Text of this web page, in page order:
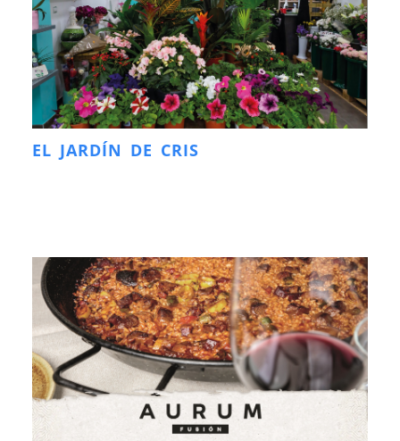
EL JARDÍN DE CRIS